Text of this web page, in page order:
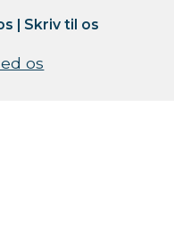
| Skriv til os
os